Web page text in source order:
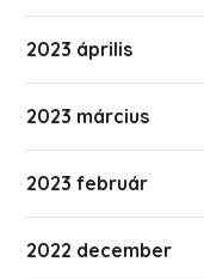
2023 április
2023 március
2023 február
2022 december